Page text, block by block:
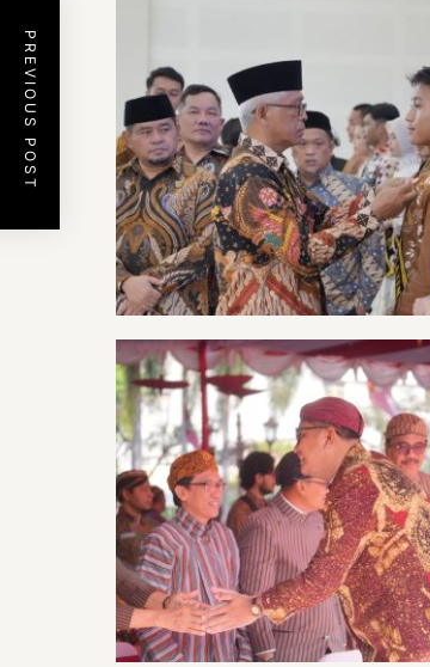
PREVIOUS POST